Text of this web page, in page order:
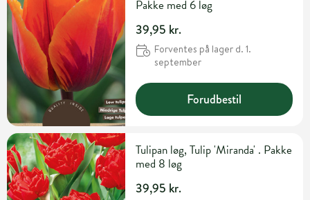
Pakke med 6 løg
39,95 kr.
Forventes på lager d. 1.
september
Forudbestil
Tulipan løg, Tulip 'Miranda' . Pakke
med 8 løg
39,95 kr.